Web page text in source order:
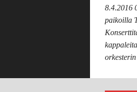
8.4.2016
paikoilla